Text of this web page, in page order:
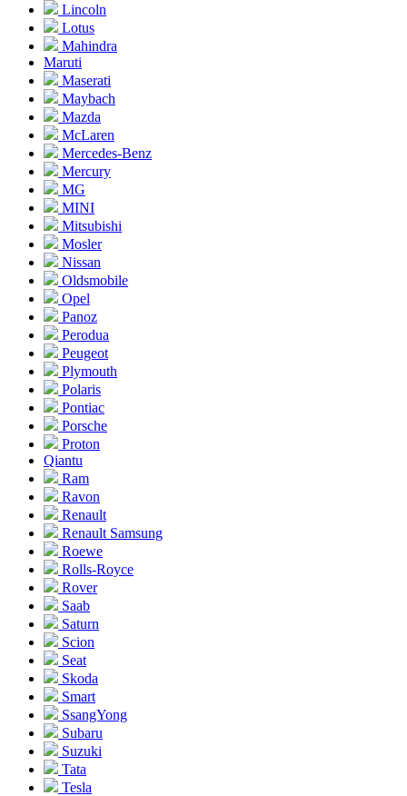
Lincoln
Lotus
Mahindra
Maruti
Maserati
Maybach
Mazda
McLaren
Mercedes-Benz
Mercury
MG
MINI
Mitsubishi
Mosler
Nissan
Oldsmobile
Opel
Panoz
Perodua
Peugeot
Plymouth
Polaris
Pontiac
Porsche
Proton
Qiantu
Ram
Ravon
Renault
Renault Samsung
Roewe
Rolls-Royce
Rover
Saab
Saturn
Scion
Seat
Skoda
Smart
SsangYong
Subaru
Suzuki
Tata
Tesla